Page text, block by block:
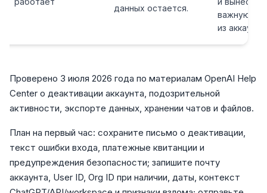
данных остается.
важную
из аккаунта.
Проверено 3 июля 2026 года по материалам OpenAI Help
Center о деактивации аккаунта, подозрительной
активности, экспорте данных, хранении чатов и файлов.
План на первый час: сохраните письмо о деактивации,
текст ошибки входа, платежные квитанции и
предупреждения безопасности; запишите почту
аккаунта, User ID, Org ID при наличии, даты, контекст